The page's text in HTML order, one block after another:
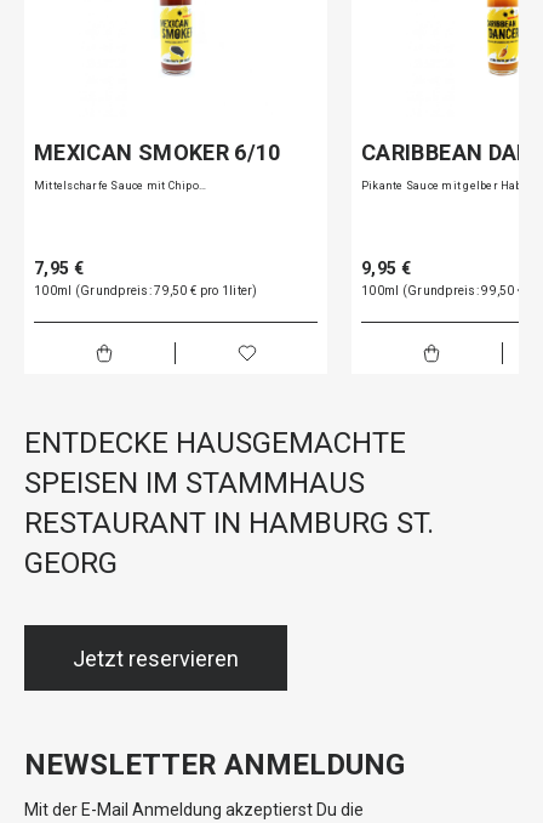
MEXICAN SMOKER 6/10
Mittelscharfe Sauce mit Chipo…
7,95 €
100ml (Grundpreis: 79,50 € pro 1liter)
CARIBBEAN
Pikante Sauce mit gelber Haba…
9,95 €
100ml (Grundpreis: 99,50 €
ENTDECKE HAUSGEMACHTE
SPEISEN IM STAMMHAUS
RESTAURANT IN HAMBURG ST.
GEORG
Jetzt reservieren
NEWSLETTER ANMELDUNG
Mit der E-Mail Anmeldung akzeptierst Du die